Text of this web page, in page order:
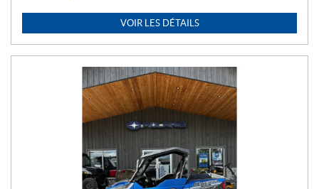
X
VOIR LES DÉTAILS